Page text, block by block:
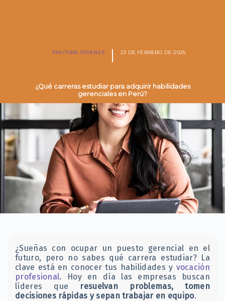
PHUTURA JÓVENES 23 DE FEBRERO DE 2025
¿Qué carreras estudiar para adquirir habilidades
gerenciales en Perú?
¿Sueñas con ocupar un puesto gerencial en el
futuro, pero no sabes qué carrera estudiar? La
clave está en conocer tus habilidades y vocación
profesional. Hoy en día las empresas buscan
líderes que resuelvan problemas, tomen
decisiones rápidas y sepan trabajar en equipo.